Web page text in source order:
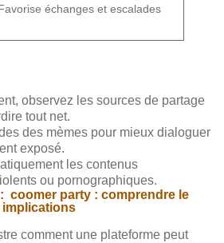
échanges et escalades
observez les sources de partage
tout net.
des mèmes pour mieux dialoguer
exposé.
les contenus
ou pornographiques.
coomer party : comprendre le
implications
comment une plateforme peut